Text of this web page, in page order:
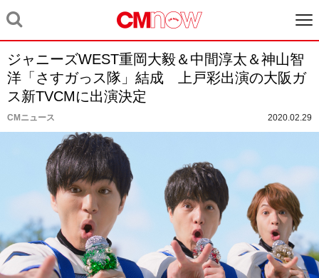
ジャニーズWEST重岡大毅＆中間淳太＆神山智
洋「さすガっス隊」結成 上戸彩出演の大阪ガ
ス新TVCMに出演決定
CMニュース 2020.02.29